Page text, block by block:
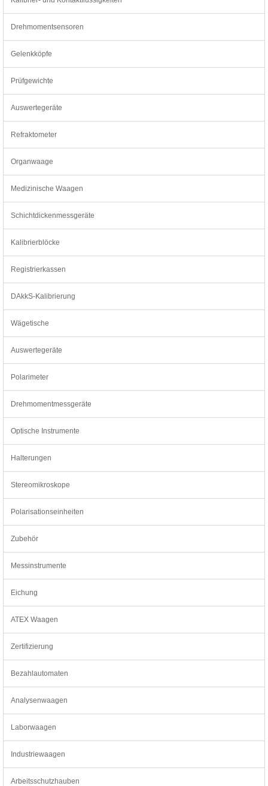
Drehmomentsensoren
Gelenkköpfe
Prüfgewichte
Auswertegeräte
Refraktometer
Organwaage
Medizinische Waagen
Schichtdickenmessgeräte
Kalibrierblöcke
Registrierkassen
DAkkS-Kalibrierung
Wägetische
Auswertegeräte
Polarimeter
Drehmomentmessgeräte
Optische Instrumente
Halterungen
Stereomikroskope
Polarisationseinheiten
Zubehör
Messinstrumente
Eichung
ATEX Waagen
Zertifizierung
Bezahlautomaten
Analysenwaagen
Laborwaagen
Industriewaagen
Arbeitsschutzhauben